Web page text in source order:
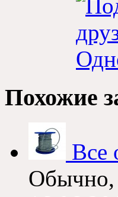
Похожие
Все
Обычно,